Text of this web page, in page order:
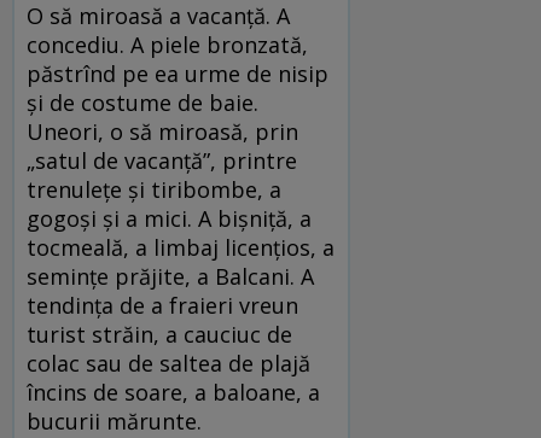
O să miroasă a vacanță. A
concediu. A piele bronzată,
păstrînd pe ea urme de nisip
și de costume de baie.
Uneori, o să miroasă, prin
„satul de vacanță”, printre
trenulețe și tiribombe, a
gogoși și a mici. A bișniță, a
tocmeală, a limbaj licențios, a
semințe prăjite, a Balcani. A
tendința de a fraieri vreun
turist străin, a cauciuc de
colac sau de saltea de plajă
încins de soare, a baloane, a
bucurii mărunte.